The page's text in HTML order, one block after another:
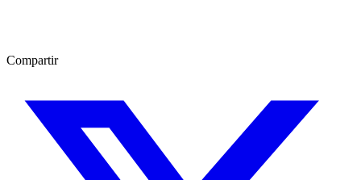
Compartir